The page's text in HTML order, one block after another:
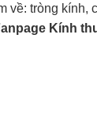
về: tròng kính,
Kính